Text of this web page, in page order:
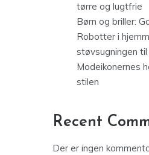
tørre og lugtfrie
Børn og briller:
Robotter i
støvsugningen til
Modeikonernes
stilen
Recent
Der er ingen